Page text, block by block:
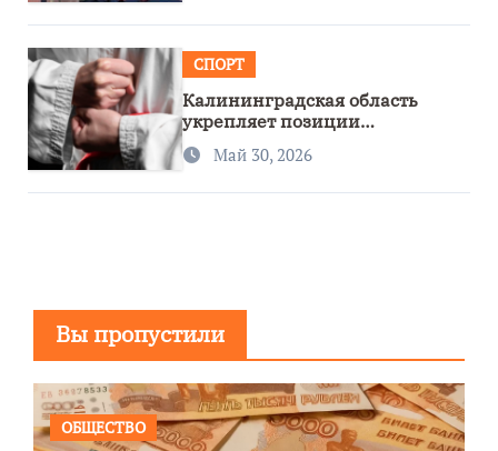
СПОРТ
Калининградская область
укрепляет позиции
спортивного региона
Май 30, 2026
Вы пропустили
ОБЩЕСТВО